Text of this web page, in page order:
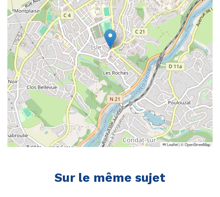
Leaflet|©OpenStreetMap
Sur le même sujet